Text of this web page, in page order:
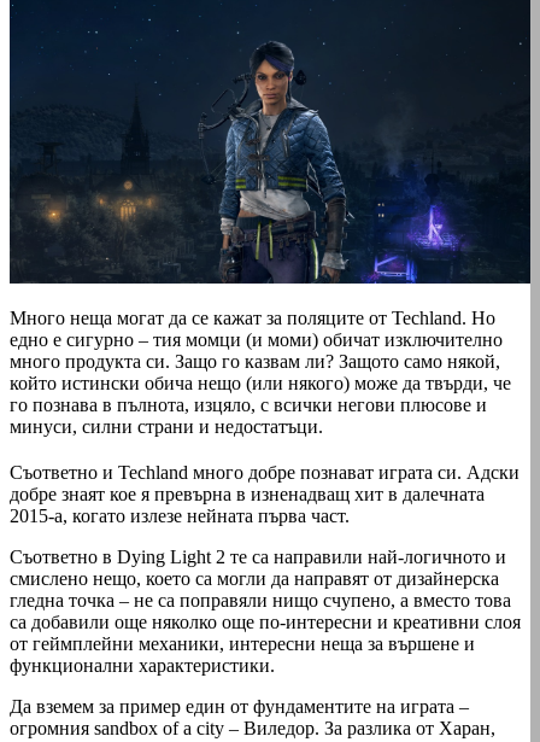
Много неща могат да се кажат за поляците от Techland. Но
едно е сигурно – тия момци (и моми) обичат изключително
много продукта си. Защо го казвам ли? Защото само някой,
който истински обича нещо (или някого) може да твърди, че
го познава в пълнота, изцяло, с всички негови плюсове и
минуси, силни страни и недостатъци.
Съответно и Techland много добре познават играта си. Адски
добре знаят кое я превърна в изненадващ хит в далечната
2015-а, когато излезе нейната първа част.
Съответно в Dying Light 2 те са направили най-логичното и
смислено нещо, което са могли да направят от дизайнерска
гледна точка – не са поправяли нищо счупено, а вместо това
са добавили още няколко още по-интересни и креативни слоя
от геймплейни механики, интересни неща за вършене и
функционални характеристики.
Да вземем за пример един от фундаментите на играта –
огромния sandbox of a city – Виледор. За разлика от Харан,